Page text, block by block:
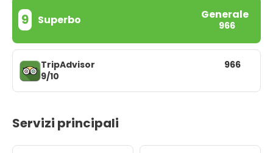
9 Superbo Generale
966
TripAdvisor
9/10
966
Servizi principali